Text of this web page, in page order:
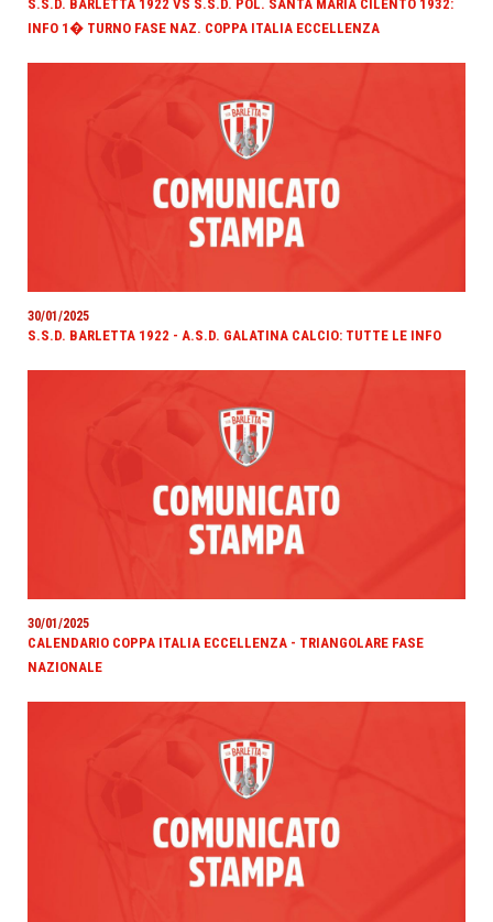
S.S.D. BARLETTA 1922 VS S.S.D. POL. SANTA MARIA CILENTO 1932:
INFO 1� TURNO FASE NAZ. COPPA ITALIA ECCELLENZA
30/01/2025
S.S.D. BARLETTA 1922 - A.S.D. GALATINA CALCIO: TUTTE LE INFO
30/01/2025
CALENDARIO COPPA ITALIA ECCELLENZA - TRIANGOLARE FASE
NAZIONALE